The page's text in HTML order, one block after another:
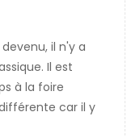
il n'y a
Il est
à la foire
car il y